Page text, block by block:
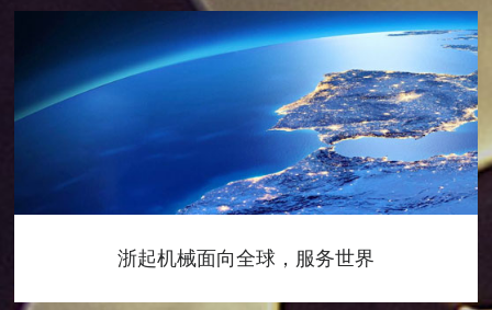
浙起机械面向全球，服务世界